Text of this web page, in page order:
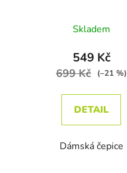
Skladem
549 Kč
699 Kč (–21 %)
DETAIL
Dámská čepice